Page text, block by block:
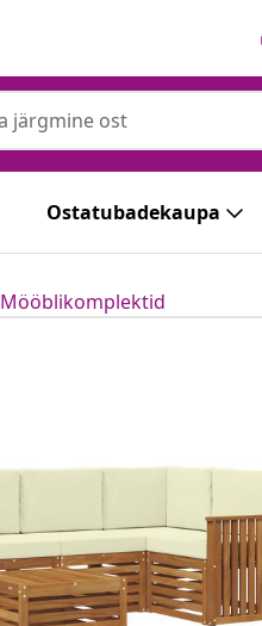
Ostatubadekaupa
Mööblikomplektid